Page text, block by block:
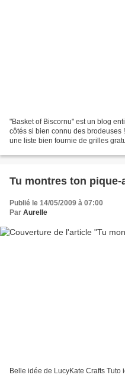
"Basket of Biscornu" est un blog
côtés si bien connu des brodeuses
une liste bien fournie de grilles
Tu montres ton pique-
Publié le 14/05/2009 à 07:00
Par Aurelle
Belle idée de LucyKate Crafts Tuto